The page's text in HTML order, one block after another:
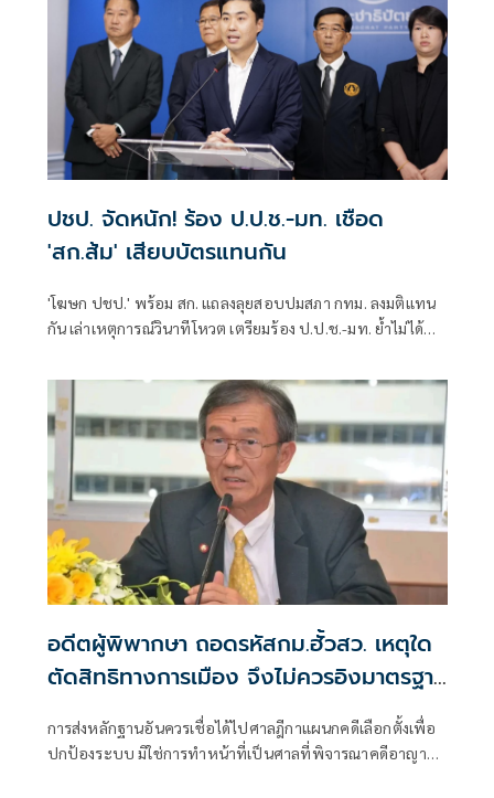
ปชป. จัดหนัก! ร้อง ป.ป.ช.-มท. เชือด
'สก.ส้ม' เสียบบัตรแทนกัน
'โฆษก ปชป.' พร้อม สก. แถลงลุยสอบปมสภา กทม. ลงมติแทน
กัน เล่าเหตุการณ์วินาทีโหวต เตรียมร้อง ป.ป.ช.-มท. ย้ำไม่ได้
อดีตผู้พิพากษา ถอดรหัสกม.ฮั้วสว. เหตุใด
ตัดสิทธิทางการเมือง จึงไม่ควรอิงมาตรฐาน
เดียวกับคดีอาญา
การส่งหลักฐานอันควรเชื่อได้ไปศาลฎีกาแผนกคดีเลือกตั้งเพื่อ
ปกป้องระบบ มิใช่การทำหน้าที่เป็นศาลที่พิจารณาคดีอาญา